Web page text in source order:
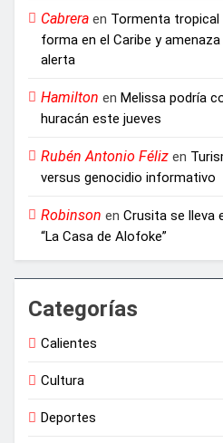
Cabrera en Tormenta tropical
forma en el Caribe y amenaza
alerta
Hamilton enMelissa podría
huracán este jueves
Rubén Antonio Féliz en
versus genocidio informativo
Robinson enCrusita se lleva
“La Casa de Alofoke”
Categorías
Calientes
Cultura
Deportes